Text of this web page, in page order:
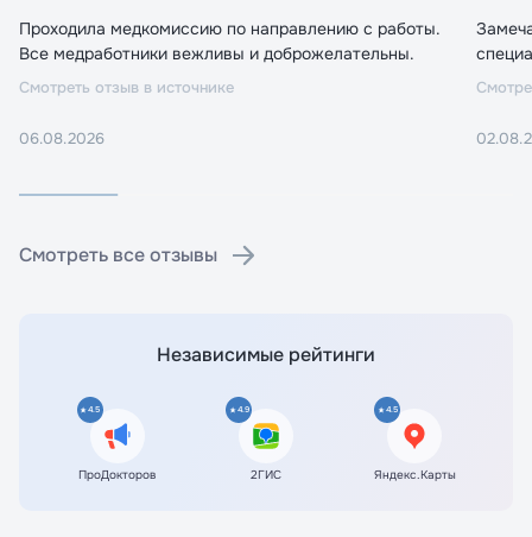
Проходила медкомиссию по направлению с работы.
Все медработники вежливы и доброжелательны.
Смотреть отзыв в источнике
06.08.2026
Смотреть все отзывы
Независимые рейтинги
4.5
ПроДокторов
4.9
2ГИС
4.5
Яндекс.Карты